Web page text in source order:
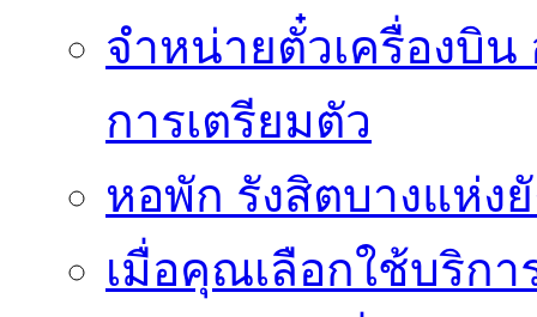
จำหน่ายตั๋วเครื่องบิ
การเตรียมตัว
หอพัก รังสิตบางแห่ง
เมื่อคุณเลือกใช้บริก